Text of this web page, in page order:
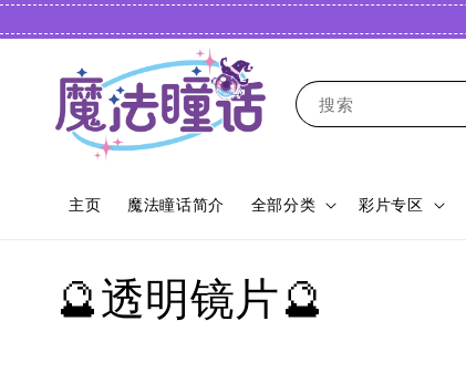
搜索
主页 魔法瞳话简介 全部分类 彩片专区
🔮透明镜片🔮